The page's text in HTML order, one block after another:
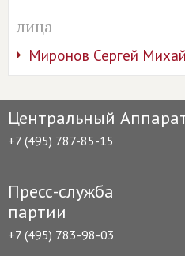
лица
Миронов Сергей
Центральный
+7 (495) 787-85-15
Пресс-служба
партии
+7 (495) 783-98-03